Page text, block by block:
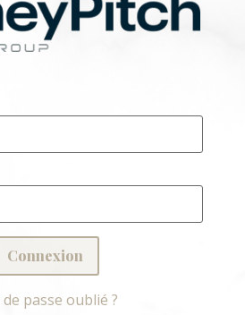
passe oublié ?